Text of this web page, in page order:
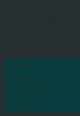
Filnavn
Filstørrelse
Dimensjoner
Linket til